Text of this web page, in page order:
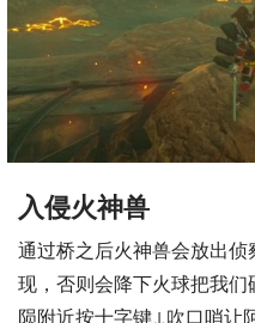
入侵火神兽
通过桥之后火神兽会放出
现，否则会降下火球把我
陨附近按十字键↓吹口哨让